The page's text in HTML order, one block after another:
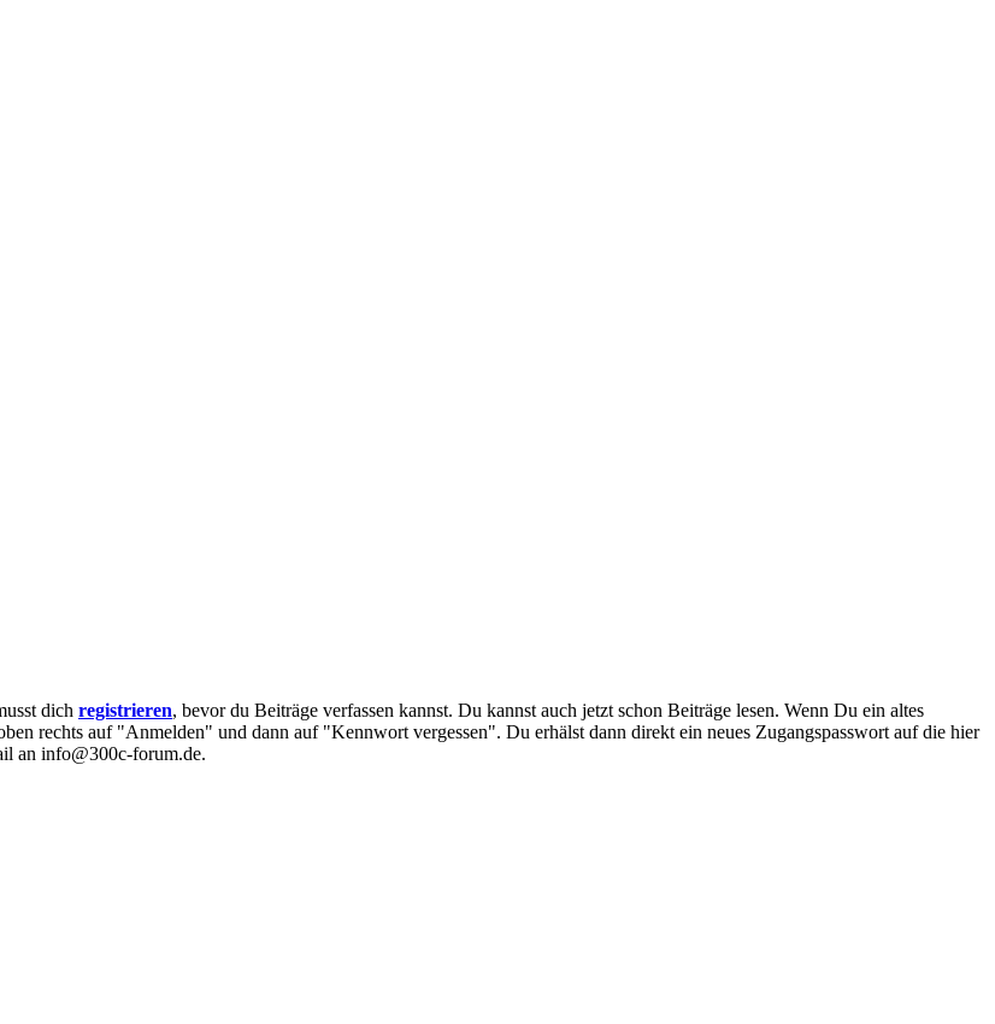
dich registrieren, bevor du Beiträge verfassen kannst. Du kannst auch jetzt schon Beiträge lesen. Wenn Du ein altes
rechts auf "Anmelden" und dann auf "Kennwort vergessen". Du erhälst dann direkt ein neues Zugangspasswort auf die hier
an info@300c-forum.de.